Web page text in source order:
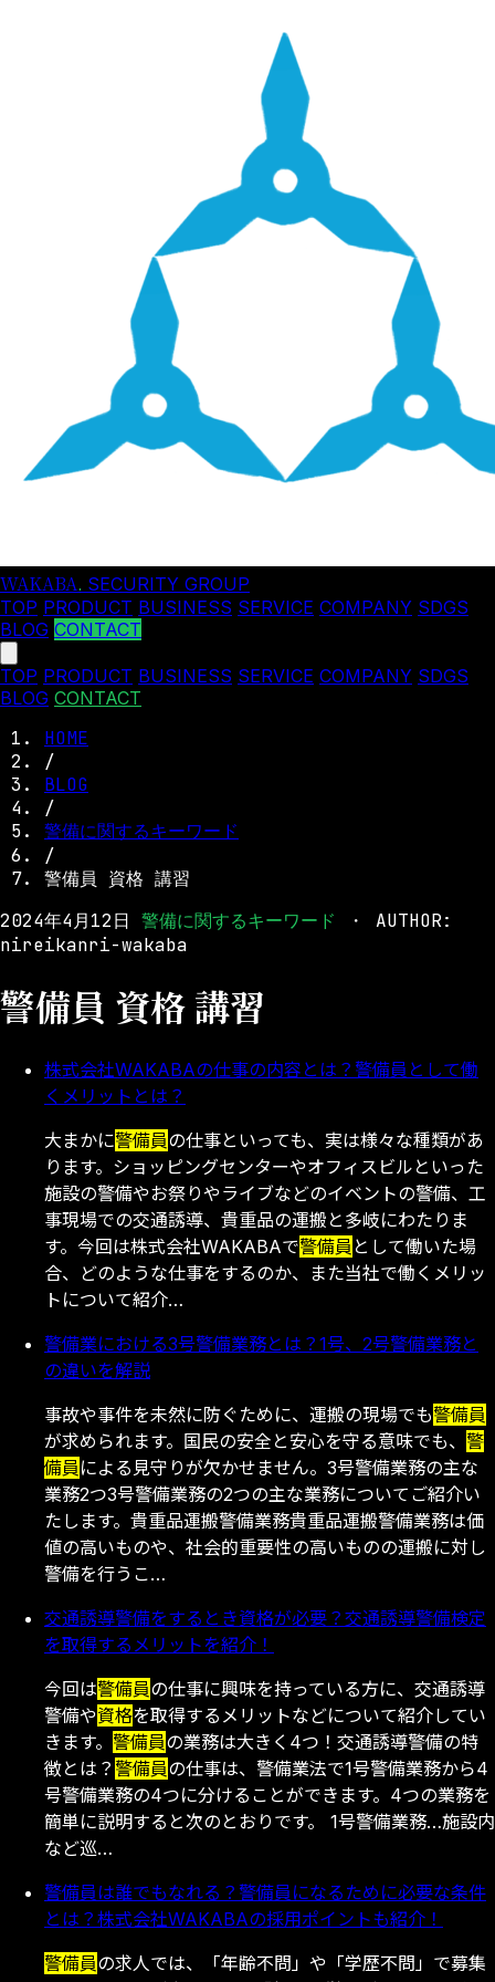
WAKABA. SECURITY GROUP
TOP PRODUCT BUSINESS SERVICE COMPANY SDGS
BLOG CONTACT
TOP PRODUCT BUSINESS SERVICE COMPANY SDGS
BLOG CONTACT
HOME
/
BLOG
/
警備に関するキーワード
/
警備員 資格 講習
2024年4月12日 警備に関するキーワード ・
AUTHOR:
nireikanri-wakaba
警備員 資格 講習
株式会社WAKABAの仕事の内容とは？警備員として働
くメリットとは？
大まかに警備員の仕事といっても、実は様々な種類があ
ります。ショッピングセンターやオフィスビルといった
施設の警備やお祭りやライブなどのイベントの警備、工
事現場での交通誘導、貴重品の運搬と多岐にわたりま
す。今回は株式会社WAKABAで警備員 として働いた場
合、どのような仕事をするのか、また当社で働くメリッ
トについて紹介…
警備業における3号警備業務とは？1号、2号警備業務と
の違いを解説
事故や事件を未然に防ぐために、運搬の現場でも警備員
が求められます。国民の安全と安心を守る意味でも、 警
備員 による見守りが欠かせません。3号警備業務の主な
業務2つ3号警備業務の2つの主な業務についてご紹介い
たします。貴重品運搬警備業務貴重品運搬警備業務は価
値の高いものや、社会的重要性の高いものの運搬に対し
警備を行うこ…
交通誘導警備をするとき資格が必要？交通誘導警備検定
を取得するメリットを紹介！
今回は警備員の仕事に興味を持っている方に、交通誘導
警備や資格を取得するメリットなどについて紹介してい
きます。 警備員の業務は大きく4つ！交通誘導警備の特
徴とは？ 警備員の仕事は、警備業法で1号警備業務から4
号警備業務の4つに分けることができます。4つの業務を
簡単に説明すると次のとおりです。 1号警備業務…施設内
など巡…
警備員は誰でもなれる？警備員になるために必要な条件
とは？株式会社WAKABAの採用ポイントも紹介！
警備員の求人では、「年齢不問」や「学歴不問」で募集